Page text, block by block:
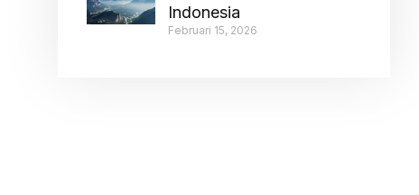
Indonesia
Februari 15, 2026